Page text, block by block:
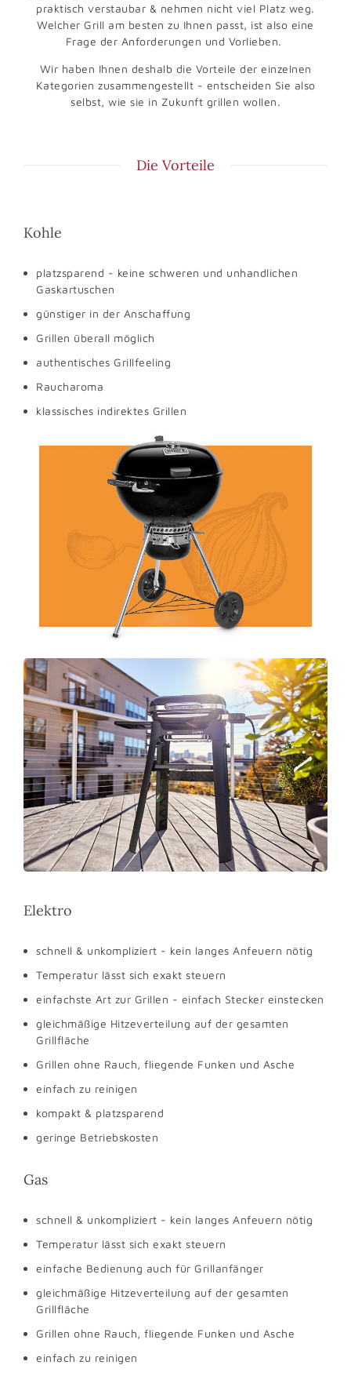
praktisch verstaubar & nehmen nicht viel Platz weg.
Welcher Grill am besten zu Ihnen passt, ist also eine
Frage der Anforderungen und Vorlieben.
Wir haben Ihnen deshalb die Vorteile der einzelnen
Kategorien zusammengestellt - entscheiden Sie also
selbst, wie sie in Zukunft grillen wollen.
Die Vorteile
Kohle
platzsparend - keine schweren und unhandlichen
Gaskartuschen
günstiger in der Anschaffung
Grillen überall möglich
authentisches Grillfeeling
Raucharoma
klassisches indirektes Grillen
Elektro
schnell & unkompliziert - kein langes Anfeuern nötig
Temperatur lässt sich exakt steuern
einfachste Art zur Grillen - einfach Stecker einstecken
gleichmäßige Hitzeverteilung auf der gesamten
Grillfläche
Grillen ohne Rauch, fliegende Funken und Asche
einfach zu reinigen
kompakt & platzsparend
geringe Betriebskosten
Gas
schnell & unkompliziert - kein langes Anfeuern nötig
Temperatur lässt sich exakt steuern
einfache Bedienung auch für Grillanfänger
gleichmäßige Hitzeverteilung auf der gesamten
Grillfläche
Grillen ohne Rauch, fliegende Funken und Asche
einfach zu reinigen